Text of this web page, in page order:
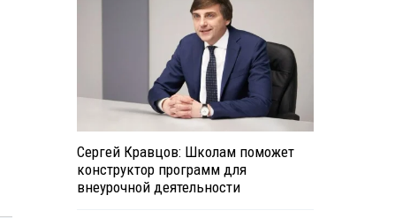
Сергей Кравцов: Школам поможет
конструктор программ для
внеурочной деятельности